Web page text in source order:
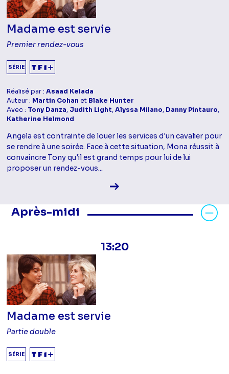
Madame est servie
Premier rendez-vous
SÉRIE
Réalisé par :Asaad Kelada
Auteur : Martin Cohan et Blake Hunter
Avec : Tony Danza, Judith Light,Alyssa Milano, Danny Pintauro,
Katherine Helmond
Angela est contrainte de louer les services d'un cavalier pour
se rendre à une soirée. Face à cette situation, Mona réussit à
convaincre Tony qu'il est grand temps pour lui de lui
proposer un rendez-vous...
Voir la fiche diffusion
Après-midi
Masquer les programmes Après-
13:20
Madame est servie
Partie double
SÉRIE